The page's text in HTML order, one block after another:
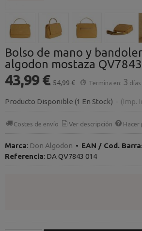
Bolso de mano y
algodon mostaza
43,99 € 54,99 € Termina en: 3 días
Producto Disponible (1 En Stock) - (Imp.
Costes de envío Ver descripción Hacer
Marca: Don Algodon • EAN / Cod.
Referencia: DA QV7843 014